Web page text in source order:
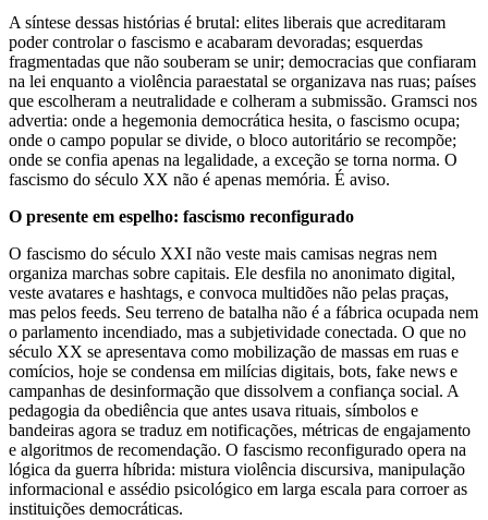
A síntese dessas histórias é brutal: elites liberais que acreditaram
poder controlar o fascismo e acabaram devoradas; esquerdas
fragmentadas que não souberam se unir; democracias que confiaram
na lei enquanto a violência paraestatal se organizava nas ruas; países
que escolheram a neutralidade e colheram a submissão. Gramsci nos
advertia: onde a hegemonia democrática hesita, o fascismo ocupa;
onde o campo popular se divide, o bloco autoritário se recompõe;
onde se confia apenas na legalidade, a exceção se torna norma. O
fascismo do século XX não é apenas memória. É aviso.
O presente em espelho: fascismo reconfigurado
O fascismo do século XXI não veste mais camisas negras nem
organiza marchas sobre capitais. Ele desfila no anonimato digital,
veste avatares e hashtags, e convoca multidões não pelas praças,
mas pelos feeds. Seu terreno de batalha não é a fábrica ocupada nem
o parlamento incendiado, mas a subjetividade conectada. O que no
século XX se apresentava como mobilização de massas em ruas e
comícios, hoje se condensa em milícias digitais, bots, fake news e
campanhas de desinformação que dissolvem a confiança social. A
pedagogia da obediência que antes usava rituais, símbolos e
bandeiras agora se traduz em notificações, métricas de engajamento
e algoritmos de recomendação. O fascismo reconfigurado opera na
lógica da guerra híbrida: mistura violência discursiva, manipulação
informacional e assédio psicológico em larga escala para corroer as
instituições democráticas.